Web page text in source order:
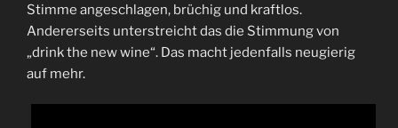
Stimme angeschlagen, brüchig und kraftlos.
Andererseits unterstreicht das die Stimmung von
„drink the new wine“. Das macht jedenfalls neugierig
auf mehr.